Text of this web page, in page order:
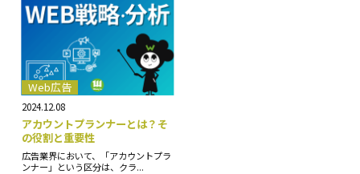
Web広告
2024.12.08
アカウントプランナーとは？そ
の役割と重要性
広告業界において、「アカウントプラ
ンナー」という区分は、クラ...